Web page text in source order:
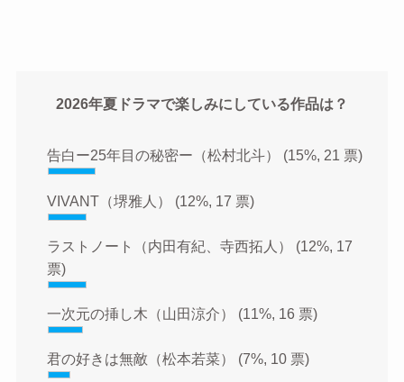
2026年夏ドラマで楽しみにしている作品は？
告白ー25年目の秘密ー（松村北斗） (15%, 21 票)
VIVANT（堺雅人） (12%, 17 票)
ラストノート（内田有紀、寺西拓人） (12%, 17
票)
一次元の挿し木（山田涼介） (11%, 16 票)
君の好きは無敵（松本若菜） (7%, 10 票)